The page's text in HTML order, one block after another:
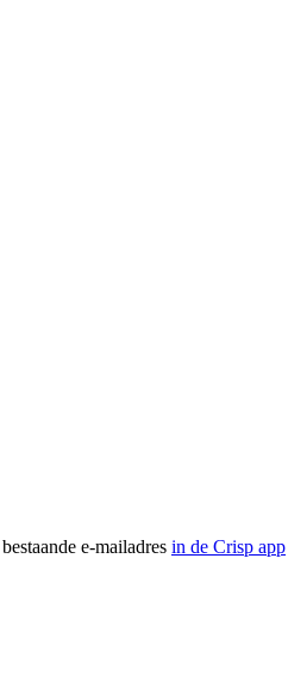
e-mailadres in de Crisp app